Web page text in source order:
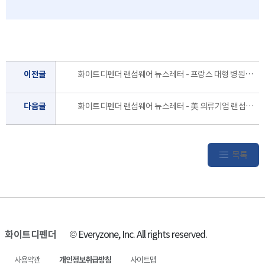
이전글 화이트디펜더 랜섬웨어 뉴스레터 - 프랑스 대형 병원, 랜섬웨어 공격 받아 전산 마비돼 [9월 1주]
다음글 화이트디펜더 랜섬웨어 뉴스레터 - 美 의류기업 랜섬웨어 공격으로 1억 달러 피해 [8월 3주]
목록
화이트디펜더 © Everyzone, Inc. All rights reserved.
사용약관 개인정보취급방침 사이트맵